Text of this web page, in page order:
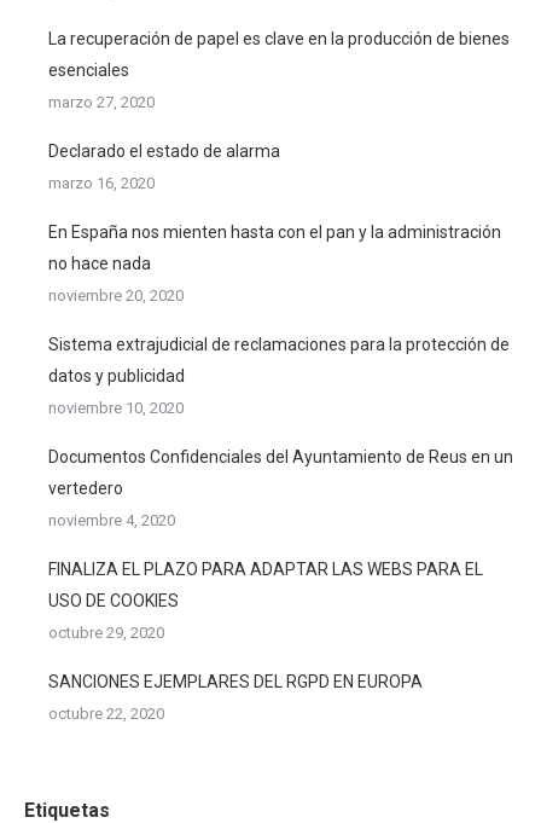
La recuperación de papel es clave en la producción de bienes
esenciales
marzo 27, 2020
Declarado el estado de alarma
marzo 16, 2020
En España nos mienten hasta con el pan y la administración
no hace nada
noviembre 20, 2020
Sistema extrajudicial de reclamaciones para la protección de
datos y publicidad
noviembre 10, 2020
Documentos Confidenciales del Ayuntamiento de Reus en un
vertedero
noviembre 4, 2020
FINALIZA EL PLAZO PARA ADAPTAR LAS WEBS PARA EL
USO DE COOKIES
octubre 29, 2020
SANCIONES EJEMPLARES DEL RGPD EN EUROPA
octubre 22, 2020
Etiquetas